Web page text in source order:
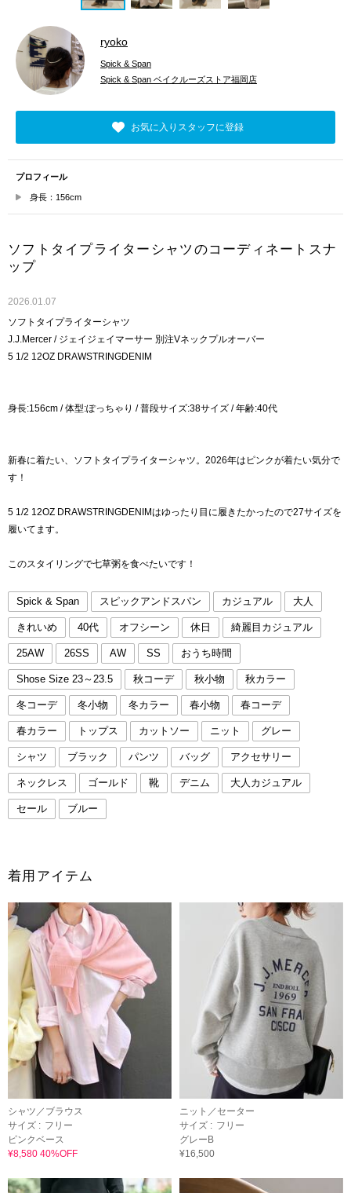
ryoko
Spick & Span
Spick & Span ベイクルーズストア福岡店
お気に入りスタッフに登録
プロフィール
身長：156cm
ソフトタイプライターシャツのコーディネートスナ
ップ
2026.01.07
ソフトタイプライターシャツ
J.J.Mercer / ジェイジェイマーサー 別注Vネックプルオーバー
5 1/2 12OZ DRAWSTRINGDENIM
身長:156cm / 体型:ぽっちゃり / 普段サイズ:38サイズ / 年齢:40代
新春に着たい、ソフトタイプライターシャツ。2026年はピンクが着たい気分で
す！
5 1/2 12OZ DRAWSTRINGDENIMはゆったり目に履きたかったので27サイズを
履いてます。
このスタイリングで七草粥を食べたいです！
Spick & Span スピックアンドスパン カジュアル 大人
きれいめ 40代 オフシーン 休日 綺麗目カジュアル
25AW 26SS AW SS おうち時間
Shose Size 23～23.5 秋コーデ 秋小物 秋カラー
冬コーデ 冬小物 冬カラー 春小物 春コーデ
春カラー トップス カットソー ニット グレー
シャツ ブラック パンツ バッグ アクセサリー
ネックレス ゴールド 靴 デニム 大人カジュアル
セール ブルー
着用アイテム
シャツ／ブラウス
サイズ : フリー
ピンクベース
¥8,580 40%OFF
ニット／セーター
サイズ : フリー
グレーB
¥16,500